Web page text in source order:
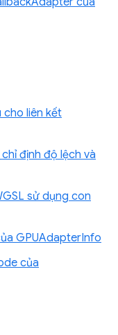
cho liên kết
định độ lệch và
sử dụng con
GPUAdapterInfo
của